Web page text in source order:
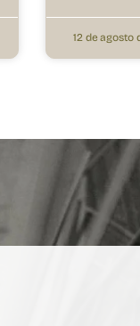
12 de agosto